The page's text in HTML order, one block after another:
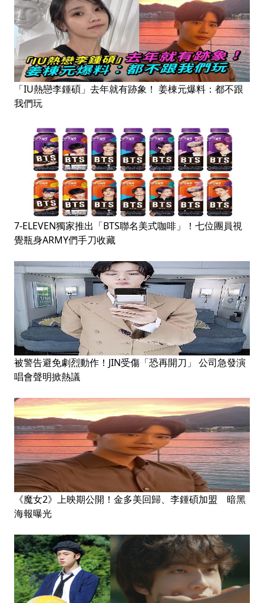
「IU熱戀李鍾碩」去年就有跡象！ 姜棟元爆料：都不跟
我們玩
7-ELEVEN獨家推出「BTS聯名美式咖啡」！七位團員視
覺瓶身ARMY們手刀收藏
被警告避免劇烈動作！JIN受傷「恐再開刀」 公司急發演
唱會聲明掀熱議
《魔女2》上映期公開！金多美回歸、李鍾碩加盟 暗黑
海報曝光